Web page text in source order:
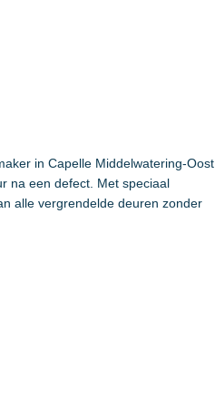
in Capelle Middelwatering-Oost
na een defect. Met speciaal
alle vergrendelde deuren zonder